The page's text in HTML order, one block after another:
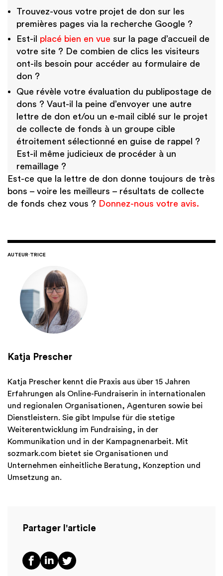
Trouvez-vous votre projet de don sur les
premières pages via la recherche Google ?
Est-il placé bien en vue sur la page d’accueil de
votre site ? De combien de clics les visiteurs
ont-ils besoin pour accéder au formulaire de
don ?
Que révèle votre évaluation du publipostage de
dons ? Vaut-il la peine d’envoyer une autre
lettre de don et/ou un e-mail ciblé sur le projet
de collecte de fonds à un groupe cible
étroitement sélectionné en guise de rappel ?
Est-il même judicieux de procéder à un
remaillage ?
Est-ce que la lettre de don donne toujours de très
bons – voire les meilleurs – résultats de collecte
de fonds chez vous ? Donnez-nous votre avis.
AUTEUR·TRICE
Katja Prescher
Katja Prescher kennt die Praxis aus über 15 Jahren
Erfahrungen als Online-Fundraiserin in internationalen
und regionalen Organisationen, Agenturen sowie bei
Dienstleistern. Sie gibt Impulse für die stetige
Weiterentwicklung im Fundraising, in der
Kommunikation und in der Kampagnenarbeit. Mit
sozmark.com bietet sie Organisationen und
Unternehmen einheitliche Beratung, Konzeption und
Umsetzung an.
Partager l'article